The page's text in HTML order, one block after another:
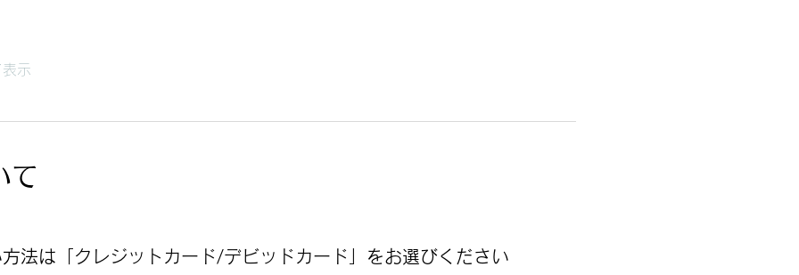
示
て
法は「クレジットカード/デビッドカード」をお選びください